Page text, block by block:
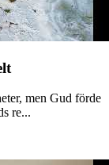
men Gud förde
re...